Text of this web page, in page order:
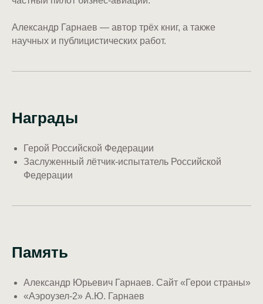
Александр Гарнаев — автор трёх книг, а также
научных и публицистических работ.
Награды
Герой Российской Федерации
Заслуженный лётчик-испытатель Российской
Федерации
Память
Александр Юрьевич Гарнаев. Сайт «Герои страны»
«Аэроузел-2» А.Ю. Гарнаев